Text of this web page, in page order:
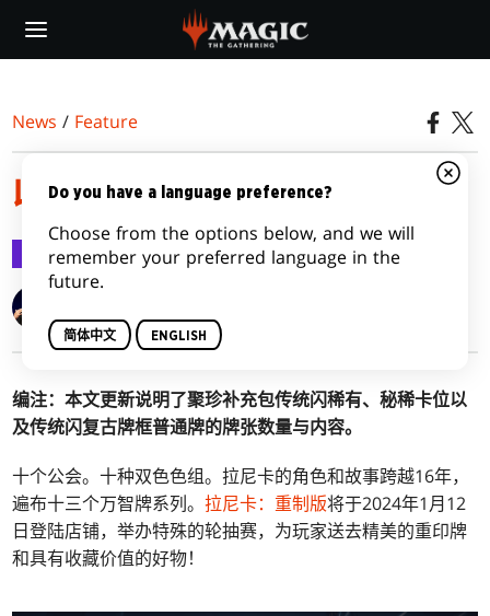
main
News / Feature
收集拉尼卡：重制版
Feature 2023-12-12
编注：本文更新说明了聚珍补充包传统闪稀有、秘稀卡位以
及传统闪复古牌框普通牌的牌张数量与内容。
十个公会。十种双色色组。拉尼卡的角色和故事跨越16年，
遍布十三个万智牌系列。拉尼卡：重制版将于2024年1月12
日登陆店铺，举办特殊的轮抽赛，为玩家送去精美的重印牌
和具有收藏价值的好物！
Do you have a language preference?
Choose from the options below, and we will
remember your preferred language in the
future.
简体中文 ENGLISH